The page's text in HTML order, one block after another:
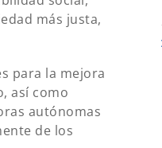
más justa,
para la mejora
así como
autónomas
de los